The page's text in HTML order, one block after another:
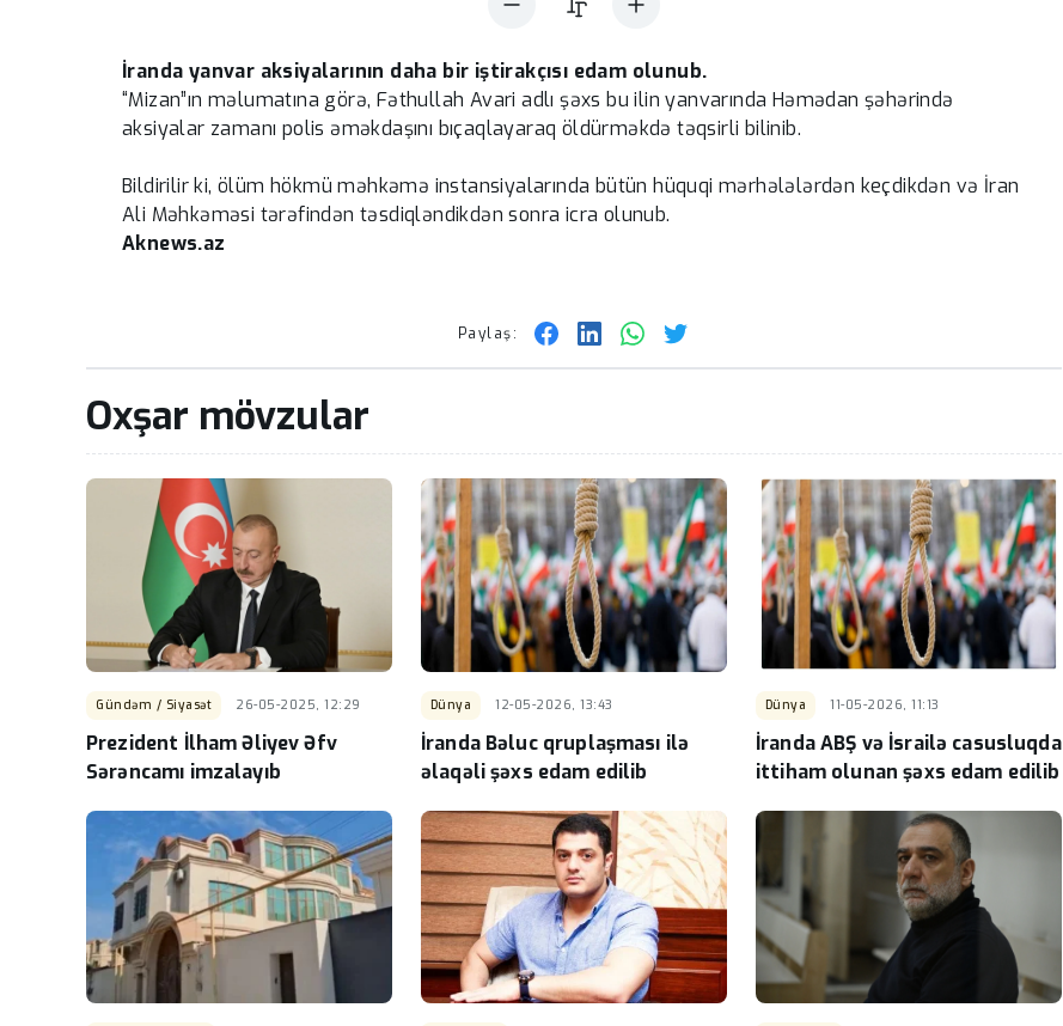
İranda yanvar aksiyalarının daha bir iştirakçısı edam olunub.
“Mizan”ın məlumatına görə, Fəthullah Avari adlı şəxs bu ilin yanvarında Həmədan şəhərində
aksiyalar zamanı polis əməkdaşını bıçaqlayaraq öldürməkdə təqsirli bilinib.
Bildirilir ki, ölüm hökmü məhkəmə instansiyalarında bütün hüquqi mərhələlərdən keçdikdən və İran
Ali Məhkəməsi tərəfindən təsdiqləndikdən sonra icra olunub.
Aknews.az
Paylaş:
Oxşar mövzular
Gündəm / Siyasət 26-05-2025, 12:29
Prezident İlham Əliyev Əfv
Sərəncamı imzalayıb
Dünya 12-05-2026, 13:43
İranda Bəluc qruplaşması ilə
əlaqəli şəxs edam edilib
Dünya 11-05-2026, 11:13
İranda ABŞ və İsrailə casusluqda
ittiham olunan şəxs edam edilib